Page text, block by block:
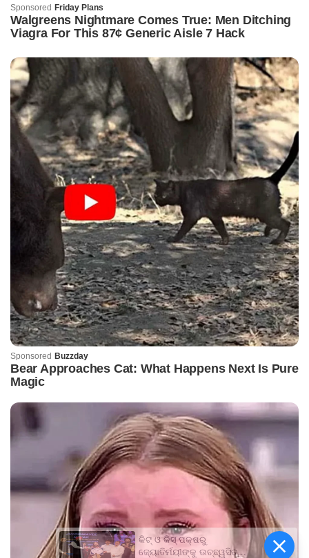
କିଟ୍‍ ଓ କିସ୍‍ ପକ୍ଷରୁ
ଜ୍ୟୋତିର୍ମୟୀଙ୍କୁ ଉଚ୍ଛ୍ୱସିତ